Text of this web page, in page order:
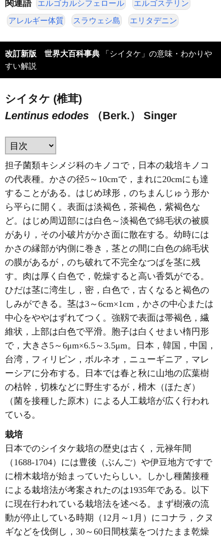
関連語 エルゴカルシフェロール エルゴステリン
アレルギー体質 スラウェシ島 エリタデニン
改訂新版 世界大百科事典 「シイタケ」の意味・わかりや
すい解説
シイタケ (椎茸)
Lentinus edodes （Berk.） Singer
担子菌類キシメジ科のキノコで，日本の栽培キノコ
の代表種。かさの径5～10cmで，まれに20cmにも達
することがある。はじめ球形，のちまんじゅう形か
ら平らに開く。表面は淡褐色，茶褐色，紫褐色な
ど。はじめ周辺部には白色～淡褐色で綿毛状の被膜
があり，その小破片がかさ面に散在する。幼時には
かさの縁部が内側に巻き，茎との間に白色の綿毛状
の膜があるが，のち破れて不完全なつばを茎に残
す。肉は厚く白色で，乾燥すると高い香気がでる。
ひだは茎に湾生し，密，白色で，古くなると褐色の
しみができる。茎は3～6cm×1cm，かさの中心または
中心をややはずれてつく。強靱で表面は帯褐色，繊
維状，上部は白色で平滑。胞子は白くせまい楕円形
で，大きさ5～6μm×6.5～3.5μm。日本，韓国，中国，
台湾，フィリピン，ボルネオ，ニューギニア，マレ
ーシアに分布する。日本では春と秋に山地の広葉樹
の枯幹，切株などに野生するが，榾木（ほたぎ）
（菌を接種した原木）による人工栽培が広く行われ
ている。
栽培
日本でのシイタケ栽培の歴史は古く，元禄年間
（1688-1704）には豊後（ぶんご）や伊豆地方ですで
に榾木栽培が始まっていたらしい。しかし種菌接種
による栽培法が考案されたのは1935年である。以下
に現在行われている栽培法を述べる。まず樹液の流
動が停止している時期（12月～1月）にコナラ，クヌ
ギなどを伐倒し，30～60日間枝葉をつけたまま乾燥